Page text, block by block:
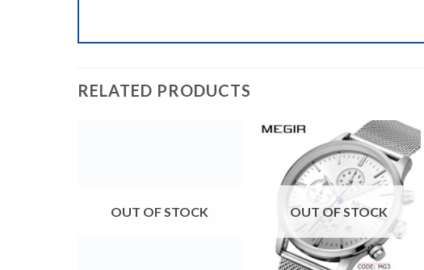
RELATED PRODUCTS
OUT OF STOCK OUT OF STOCK